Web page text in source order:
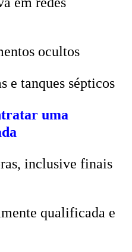
ocultos
e tanques sépticos
uma
inclusive finais
qualificada e